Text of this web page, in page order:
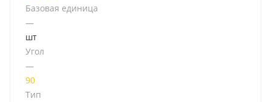
Базовая единица
—
шт
Угол
—
90
Тип